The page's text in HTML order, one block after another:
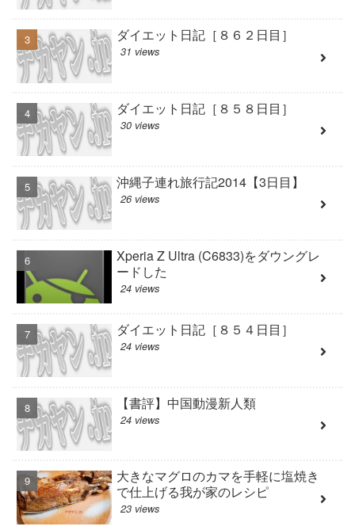
ダイエット日記［８６２日目］
31 views
ダイエット日記［８５８日目］
30 views
沖縄子連れ旅行記2014【3日目】
26 views
Xperia Z Ultra (C6833)をダウングレ
ードした
24 views
ダイエット日記［８５４日目］
24 views
【書評】中国動漫新人類
24 views
大きなマグロのカマを手軽に塩焼き
で仕上げる我が家のレシピ
23 views